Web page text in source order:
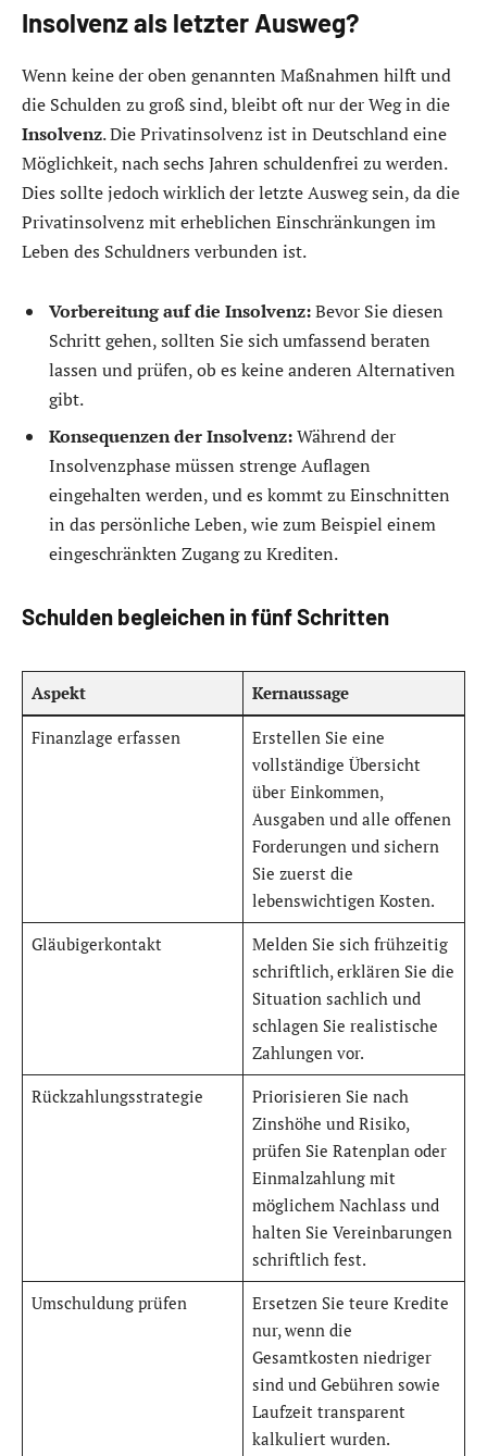
Insolvenz als letzter Ausweg?
Wenn keine der oben genannten Maßnahmen hilft und
die Schulden zu groß sind, bleibt oft nur der Weg in die
Insolvenz. Die Privatinsolvenz ist in Deutschland eine
Möglichkeit, nach sechs Jahren schuldenfrei zu werden.
Dies sollte jedoch wirklich der letzte Ausweg sein, da die
Privatinsolvenz mit erheblichen Einschränkungen im
Leben des Schuldners verbunden ist.
Vorbereitung auf die Insolvenz:Bevor Sie diesen
Schritt gehen, sollten Sie sich umfassend beraten
lassen und prüfen, ob es keine anderen Alternativen
gibt.
Konsequenzen der Insolvenz:Während der
Insolvenzphase müssen strenge Auflagen
eingehalten werden, und es kommt zu Einschnitten
in das persönliche Leben, wie zum Beispiel einem
eingeschränkten Zugang zu Krediten.
Schulden begleichen in fünf Schritten
Aspekt Kernaussage
Finanzlage erfassen
Erstellen Sie eine
vollständige Übersicht
über Einkommen,
Ausgaben und alle offenen
Forderungen und sichern
Sie zuerst die
lebenswichtigen Kosten.
Gläubigerkontakt
Melden Sie sich frühzeitig
schriftlich, erklären Sie die
Situation sachlich und
schlagen Sie realistische
Zahlungen vor.
Rückzahlungsstrategie
Priorisieren Sie nach
Zinshöhe und Risiko,
prüfen Sie Ratenplan oder
Einmalzahlung mit
möglichem Nachlass und
halten Sie Vereinbarungen
schriftlich fest.
Umschuldung prüfen
Ersetzen Sie teure Kredite
nur, wenn die
Gesamtkosten niedriger
sind und Gebühren sowie
Laufzeit transparent
kalkuliert wurden.